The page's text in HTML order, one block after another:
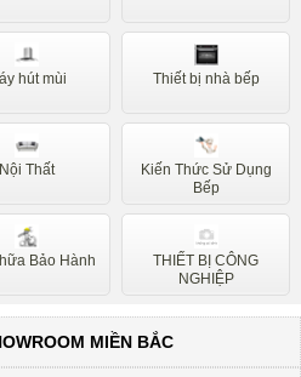
hút mùi Thiết bị nhà bếp
Nội Thất
Kiến Thức Sử Dụng
Bếp
Bảo Hành
THIẾT BỊ CÔNG
NGHIỆP
MIỀN BẮC